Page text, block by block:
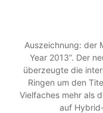
Auszeichnung: der
Year 2013”. Der
überzeugte die
Ringen um den
Vielfaches mehr als
auf